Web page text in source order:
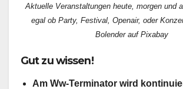
Aktuelle Veranstaltungen heute, morgen und
egal ob Party, Festival, Openair, oder
Bolender auf Pixabay
Gut zu wissen!
Am Ww-Terminator wird